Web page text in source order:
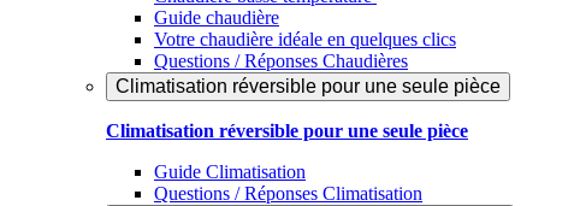
Guide chaudière
Votre chaudière idéale en quelques clics
Questions / Réponses Chaudières
Climatisation réversible pour une seule pièce
Climatisation réversible pour une seule pièce
Guide Climatisation
Questions / Réponses Climatisation